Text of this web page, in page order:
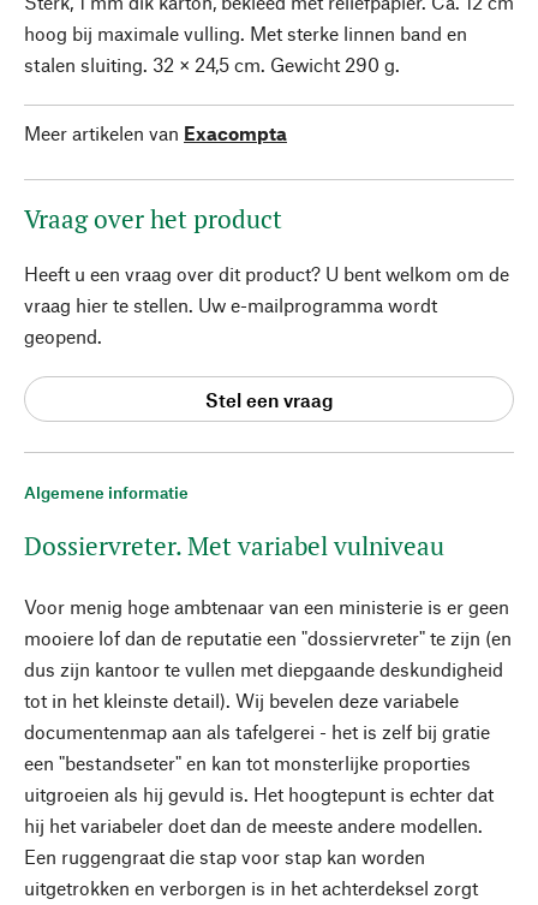
Algemene informatie
Dossiervreter. Met variabel vulniveau
Voor menig hoge ambtenaar van een ministerie is er geen
mooiere lof dan de reputatie een "dossiervreter" te zijn (en
dus zijn kantoor te vullen met diepgaande deskundigheid
tot in het kleinste detail). Wij bevelen deze variabele
documentenmap aan als tafelgerei - het is zelf bij gratie
een "bestandseter" en kan tot monsterlijke proporties
uitgroeien als hij gevuld is. Het hoogtepunt is echter dat
hij het variabeler doet dan de meeste andere modellen.
Een ruggengraat die stap voor stap kan worden
uitgetrokken en verborgen is in het achterdeksel zorgt
hoog bij maximale vulling. Met sterke linnen band en
stalen sluiting. 32 × 24,5 cm. Gewicht 290 g.
Meer artikelen van Exacompta
Vraag over het product
Heeft u een vraag over dit product? U bent welkom om de
vraag hier te stellen. Uw e-mailprogramma wordt
geopend.
Stel een vraag